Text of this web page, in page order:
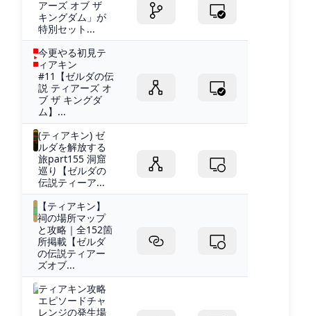
アーズ オブ ザ
キングダム」が
特別セット...
今更やる初見テ
ィアキン
#11【ゼルダの伝
説 ティアーズ オ
ブ ザ キングダ
ム】...
(ティアキン) ゼ
ルダを解放する
旅part155 洞窟
巡り【ゼルダの
伝説ティーア...
【ティアキン】
祠の場所マップ
と攻略｜全152箇
所掲載【ゼルダ
の伝説ティアー
ズオブ...
ティアキン攻略
エピソードチャ
レンジの発生場